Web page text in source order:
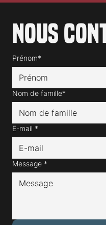
Nous
Prénom*
Nom de famille*
E-mail *
Message *